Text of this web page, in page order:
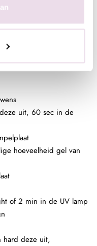
brush in de plaklaag
deze uit,
uit, 60 sec in de
hoeveelheid gel van
of 2 min in de UV lamp
hard deze uit,